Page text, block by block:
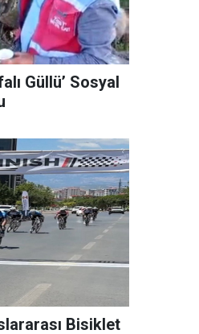
Güllü’ Sosyal
Bisiklet